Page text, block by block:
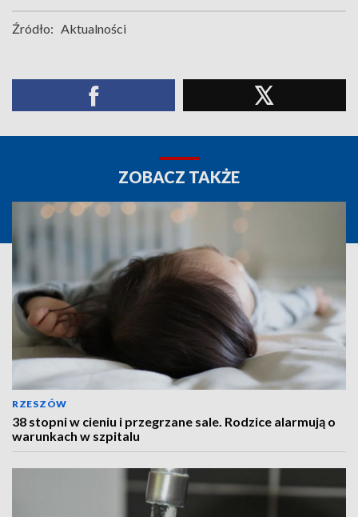
Źródło: Aktualności
ZOBACZ TAKŻE
RZESZÓW
38 stopni w cieniu i przegrzane sale. Rodzice alarmują o
warunkach w szpitalu